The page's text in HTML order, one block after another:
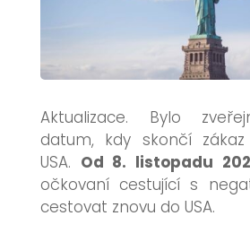
Aktualizace. Bylo
datum, kdy skončí
USA. Od 8. listopadu
očkovaní cestující s
cestovat znovu do USA.